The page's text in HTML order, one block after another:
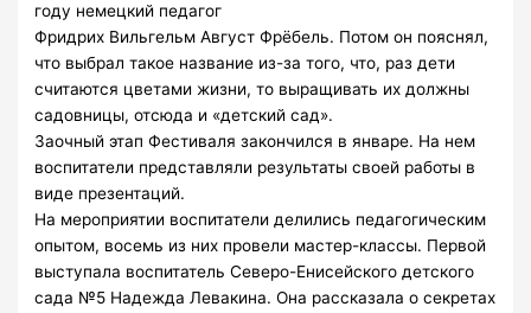
году немецкий педагог
Фридрих Вильгельм Август Фрёбель. Потом он пояснял,
что выбрал такое название из-за того, что, раз дети
считаются цветами жизни, то выращивать их должны
садовницы, отсюда и «детский сад».
Заочный этап Фестиваля закончился в январе. На нем
воспитатели представляли результаты своей работы в
виде презентаций.
На мероприятии воспитатели делились педагогическим
опытом, восемь из них провели мастер-классы. Первой
выступала воспитатель Северо-Енисейского детского
сада №5 Надежда Левакина. Она рассказала о секретах